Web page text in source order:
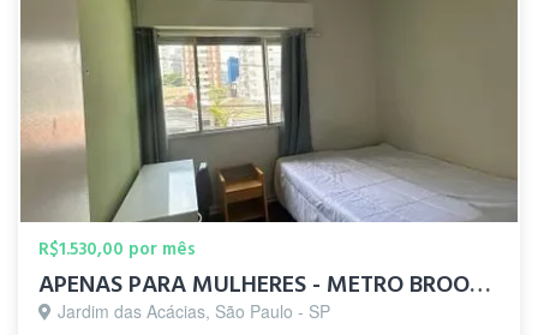
R$1.530,00 por mês
APENAS PARA MULHERES - METRO BROOKLIN
Jardim das Acácias, São Paulo - SP